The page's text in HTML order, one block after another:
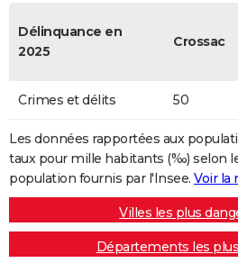
Délinquance en
2025
Crossac
Crimes et délits 50
Les données rapportées aux
taux pour mille habitants (‰) selon
population fournis par l'Insee. Voir la
Villes les plus
Départements les